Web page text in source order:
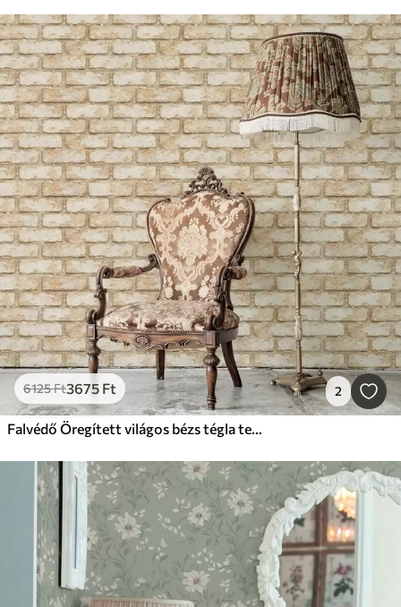
6125Ft3675 Ft 2
Falvédő Öregített világos bézs tégla textúra